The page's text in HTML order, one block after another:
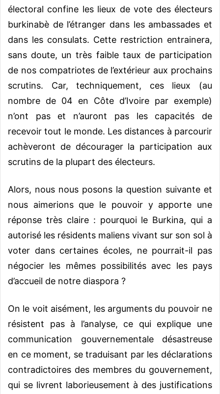
électoral confine les lieux de vote des électeurs
burkinabè de l’étranger dans les ambassades et
dans les consulats. Cette restriction entrainera,
sans doute, un très faible taux de participation
de nos compatriotes de l’extérieur aux prochains
scrutins. Car, techniquement, ces lieux (au
nombre de 04 en Côte d’Ivoire par exemple)
n’ont pas et n’auront pas les capacités de
recevoir tout le monde. Les distances à parcourir
achèveront de décourager la participation aux
scrutins de la plupart des électeurs.
Alors, nous nous posons la question suivante et
nous aimerions que le pouvoir y apporte une
réponse très claire : pourquoi le Burkina, qui a
autorisé les résidents maliens vivant sur son sol à
voter dans certaines écoles, ne pourrait-il pas
négocier les mêmes possibilités avec les pays
d’accueil de notre diaspora ?
On le voit aisément, les arguments du pouvoir ne
résistent pas à l’analyse, ce qui explique une
communication gouvernementale désastreuse
en ce moment, se traduisant par les déclarations
contradictoires des membres du gouvernement,
qui se livrent laborieusement à des justifications